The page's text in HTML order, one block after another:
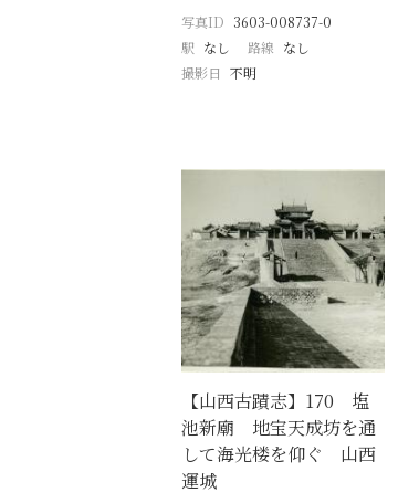
写真ID 3603-008737-0
駅 なし 路線 なし
撮影日 不明
【山西古蹟志】170 塩
池新廟 地宝天成坊を通
して海光楼を仰ぐ 山西
運城